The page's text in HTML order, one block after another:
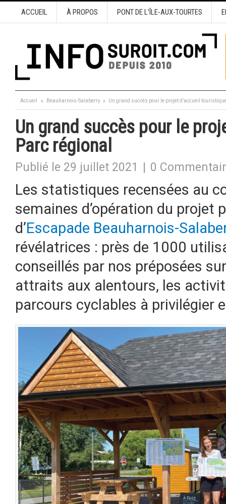
ACCUEIL À PROPOS PONT DE L’ÎLE-AUX-TOURTES
Accueil Beauharnois-Salaberry Un grand succès pour le projet d’accueil
Un grand succès pour le
Parc régional
Publié le 29 juillet 2021 0
Les statistiques recensées au
semaines d’opération du projet
d’Escapade Beauharnois-
révélatrices : près de 1000
conseillés par nos préposées
attraits aux alentours, les
parcours cyclables à privilégier